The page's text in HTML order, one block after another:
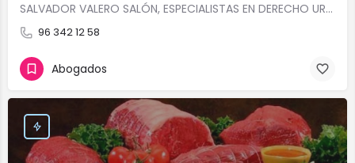
SALVADOR VALERO SALÓN, ESPECIALISTAS EN DERECHO URBANÍSTICO Y ASESORAMIENTO JURÍDICO EN…
96 342 12 58
Abogados